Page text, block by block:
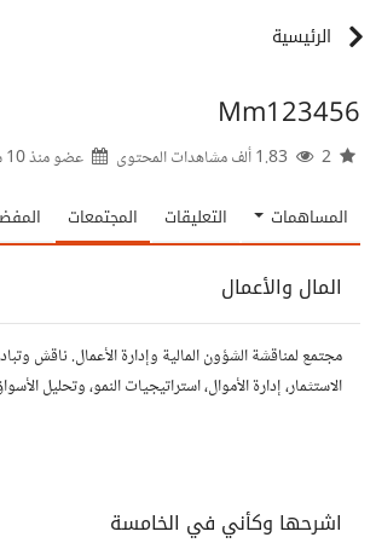
الرئيسية
Mm123456
عضو منذ10 سنوات
المساهمات التعليقات المجتمعات
المال والأعمال
مجتمع لمناقشة الشؤون المالية وإدارة الأعمال. ناقش
الاستثمار، إدارة الأموال، استراتيجيات النمو، وتحليل
اشرحها وكأني في الخامسة